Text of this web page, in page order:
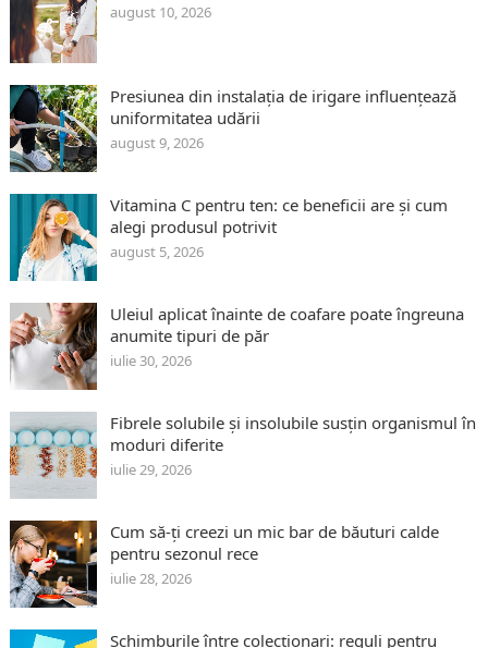
august 10, 2026
Presiunea din instalația de irigare influențează
uniformitatea udării
august 9, 2026
Vitamina C pentru ten: ce beneficii are și cum
alegi produsul potrivit
august 5, 2026
Uleiul aplicat înainte de coafare poate îngreuna
anumite tipuri de păr
iulie 30, 2026
Fibrele solubile și insolubile susțin organismul în
moduri diferite
iulie 29, 2026
Cum să-ți creezi un mic bar de băuturi calde
pentru sezonul rece
iulie 28, 2026
Schimburile între colecționari: reguli pentru